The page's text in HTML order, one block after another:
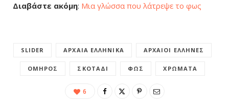
Διαβάστε ακόμη: Μια γλώσσα που λάτρεψε το φως
SLIDER ΑΡΧΑΊΑ ΕΛΛΗΝΙΚΆ ΑΡΧΑΊΟΙ ΈΛΛΗΝΕΣ
ΌΜΗΡΟΣ ΣΚΟΤΆΔΙ ΦΩΣ ΧΡΏΜΑΤΑ
6